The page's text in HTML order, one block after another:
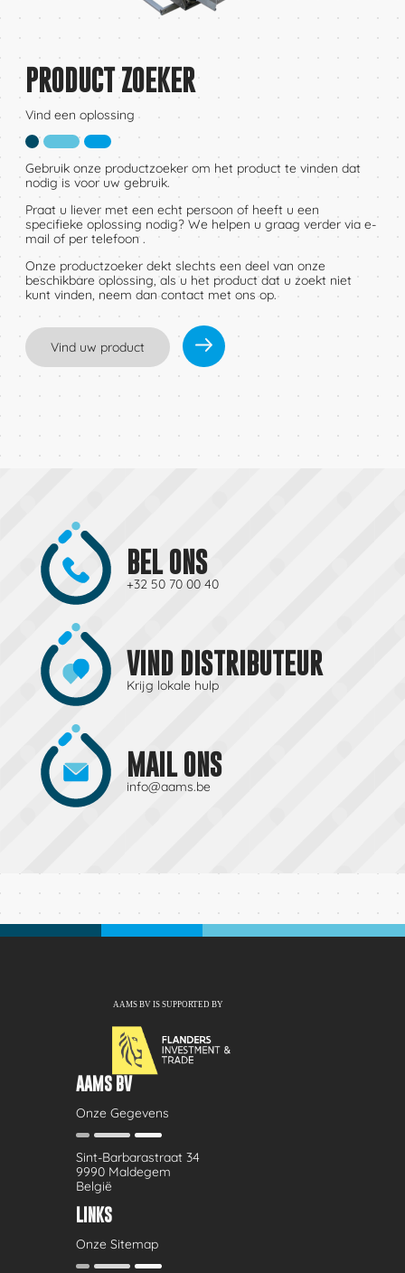
PRODUCT ZOEKER
Vind een oplossing
Gebruik onze productzoeker om het product te vinden dat
nodig is voor uw gebruik.
Praat u liever met een echt persoon of heeft u een
specifieke oplossing nodig? We helpen u graag verder via e-
mail of per telefoon .
Onze productzoeker dekt slechts een deel van onze
beschikbare oplossing, als u het product dat u zoekt niet
kunt vinden, neem dan contact met ons op.
Vind uw product
BEL ONS
+32 50 70 00 40
VIND DISTRIBUTEUR
Krijg lokale hulp
MAIL ONS
info@aams.be
AAMS BV
Onze Gegevens
Sint-Barbarastraat 34
9990 Maldegem
België
LINKS
Onze Sitemap